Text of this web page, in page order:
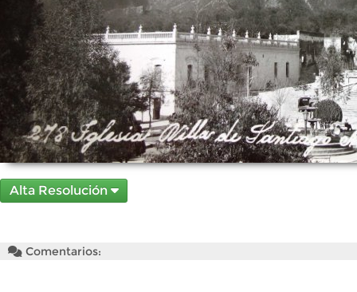
Alta Resolución
Comentarios: